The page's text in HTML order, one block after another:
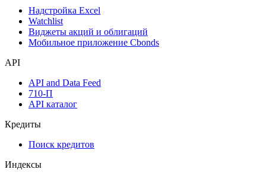
Календарь инвестора
Инструментарий
Мобильное приложение Cbonds
API
API and Data Feed
API каталог
Кредиты